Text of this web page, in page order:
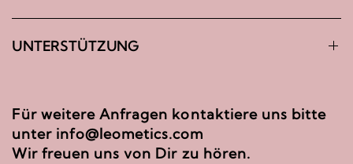
UNTERSTÜTZUNG
Für weitere Anfragen kontaktiere uns bitte
unter info@leometics.com
Wir freuen uns von Dir zu hören.